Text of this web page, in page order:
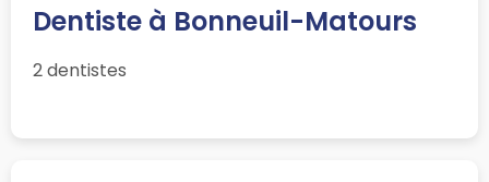
Dentiste à Bonneuil-Matours
2 dentistes